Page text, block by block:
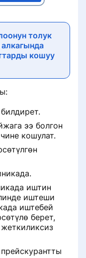
толук
кошуу
ээ болгон
кошулат.
иштин
иштеши
иштебей
берет,